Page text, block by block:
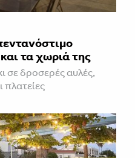
τα χωριά της
σε δροσερές αυλές,
πλατείες